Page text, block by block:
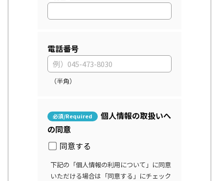
電話番号
（半角）
個人情報の取扱いへ
の同意
同意する
下記の「個人情報の利用について」に同意
いただける場合は「同意する」にチェック